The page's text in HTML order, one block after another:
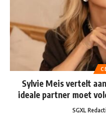
Sylvie Meis vertelt
ideale partner moet
SGXL